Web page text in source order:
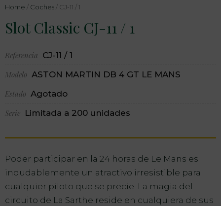
Home / Coches / CJ-11 / 1
Slot Classic CJ-11 / 1
Referencia CJ-11 / 1
Modelo ASTON MARTIN DB 4 GT LE MANS
Estado Agotado
Serie Limitada a 200 unidades
Poder participar en la 24 horas de Le Mans es
indudablemente un atractivo irresistible para
cualquier piloto que se precie. La magia del
circuito de La Sarthe reside en cualquiera de sus